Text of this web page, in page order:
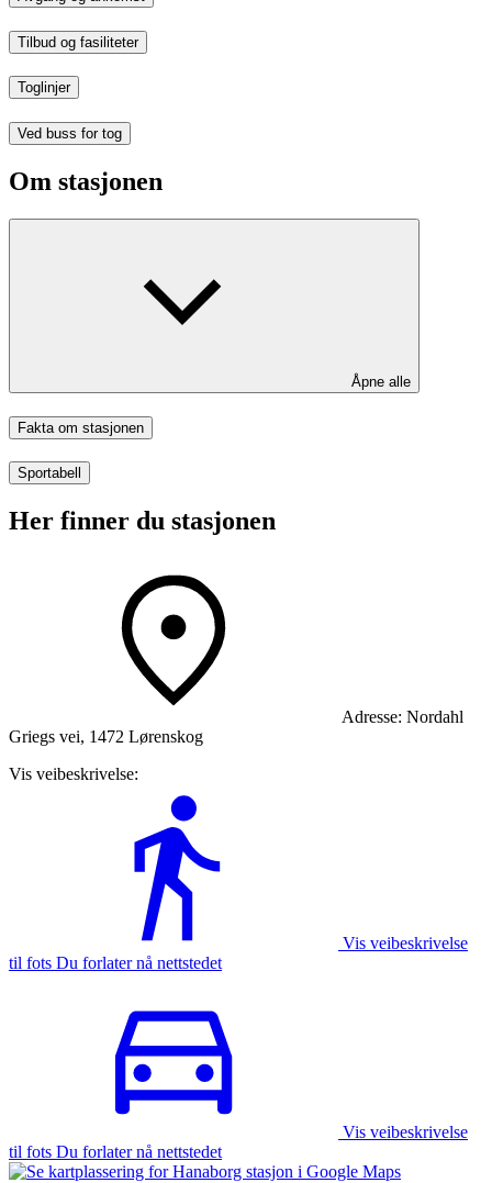
Tilbud og fasiliteter
Toglinjer
Ved buss for tog
Om stasjonen
Åpne alle
Fakta om stasjonen
Sportabell
Her finner du stasjonen
Adresse: Nordahl
Griegs vei, 1472 Lørenskog
Vis veibeskrivelse:
Vis veibeskrivelse
til fots Du forlater nå nettstedet
Vis veibeskrivelse
til fots Du forlater nå nettstedet